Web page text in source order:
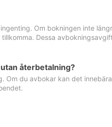
Om bokningen inte
Dessa
återbetalning?
Om du avbokar kan det